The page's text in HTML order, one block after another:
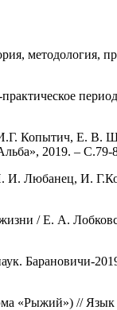
методология,
Копытич, Е. В.
2019. – C.79-
И. И. Любанец, И.
/ Е. А.
Барановичи-
«Рыжий») //